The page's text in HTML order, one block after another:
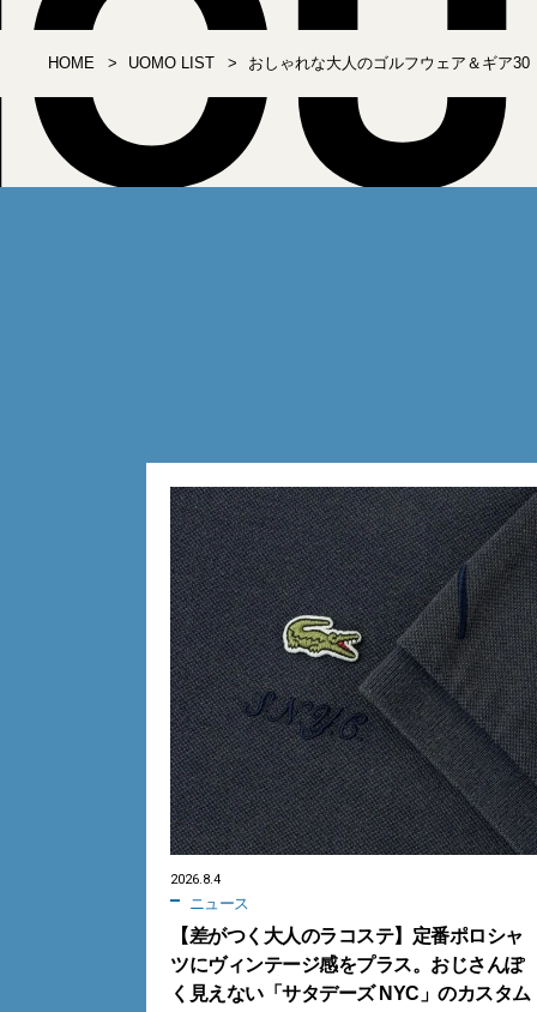
HOME UOMO LIST おしゃれな大人のゴルフウェア＆ギア30
2026.8.4
ニュース
【差がつく大人のラコステ】定番ポロシャ
ツにヴィンテージ感をプラス。おじさんぽ
く見えない「サタデーズ NYC」のカスタム